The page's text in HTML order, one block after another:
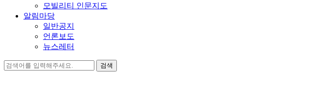
모빌리티 인문지도
알림마당
일반공지
언론보도
뉴스레터
검